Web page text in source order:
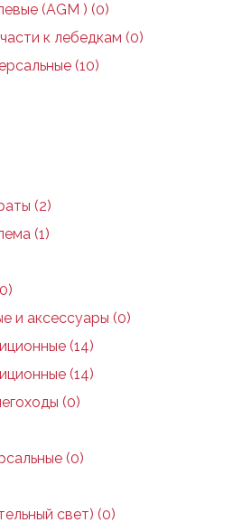
(AGM ) (0)
к лебедкам (0)
(10)
(2)
(1)
и аксессуары (0)
(14)
(14)
(0)
(0)
свет) (0)